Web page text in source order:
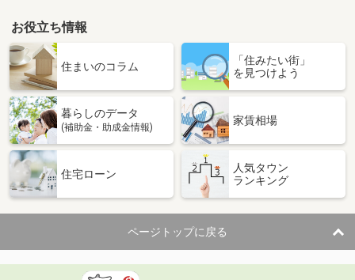
お役立ち情報
住まいのコラム
「住みたい街」
を見つけよう
暮らしのデータ
(補助金・助成金情報)
家賃相場
住宅ローン
人気タウン
ランキング
ページトップに戻る